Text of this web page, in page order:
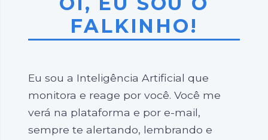
FALKINHO!
Eu sou a Inteligência Artificial que
monitora e reage por você. Você me
verá na plataforma e por e-mail,
sempre te alertando, lembrando e